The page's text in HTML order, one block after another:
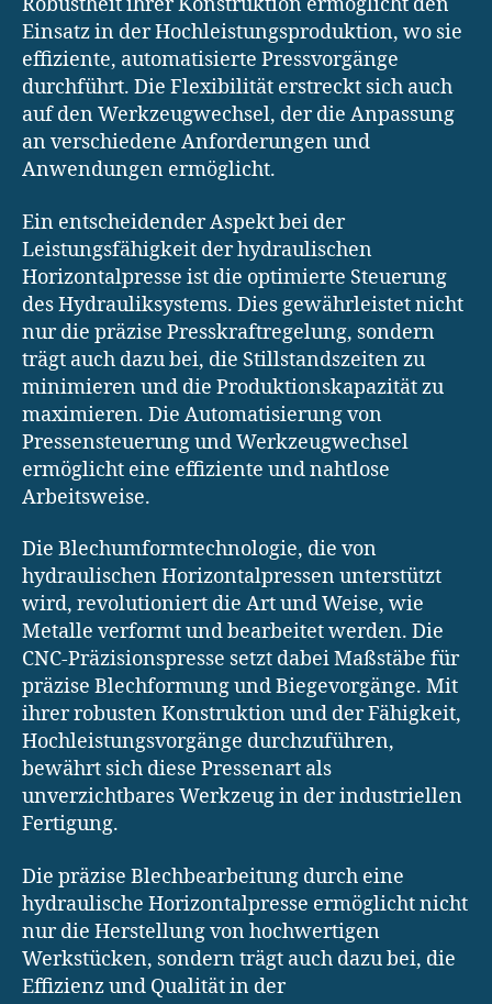
Robustheit ihrer Konstruktion ermöglicht den
Einsatz in der Hochleistungsproduktion, wo sie
effiziente, automatisierte Pressvorgänge
durchführt. Die Flexibilität erstreckt sich auch
auf den Werkzeugwechsel, der die Anpassung
an verschiedene Anforderungen und
Anwendungen ermöglicht.
Ein entscheidender Aspekt bei der
Leistungsfähigkeit der hydraulischen
Horizontalpresse ist die optimierte Steuerung
des Hydrauliksystems. Dies gewährleistet nicht
nur die präzise Presskraftregelung, sondern
trägt auch dazu bei, die Stillstandszeiten zu
minimieren und die Produktionskapazität zu
maximieren. Die Automatisierung von
Pressensteuerung und Werkzeugwechsel
ermöglicht eine effiziente und nahtlose
Arbeitsweise.
Die Blechumformtechnologie, die von
hydraulischen Horizontalpressen unterstützt
wird, revolutioniert die Art und Weise, wie
Metalle verformt und bearbeitet werden. Die
CNC-Präzisionspresse setzt dabei Maßstäbe für
präzise Blechformung und Biegevorgänge. Mit
ihrer robusten Konstruktion und der Fähigkeit,
Hochleistungsvorgänge durchzuführen,
bewährt sich diese Pressenart als
unverzichtbares Werkzeug in der industriellen
Fertigung.
Die präzise Blechbearbeitung durch eine
hydraulische Horizontalpresse ermöglicht nicht
nur die Herstellung von hochwertigen
Werkstücken, sondern trägt auch dazu bei, die
Effizienz und Qualität in der